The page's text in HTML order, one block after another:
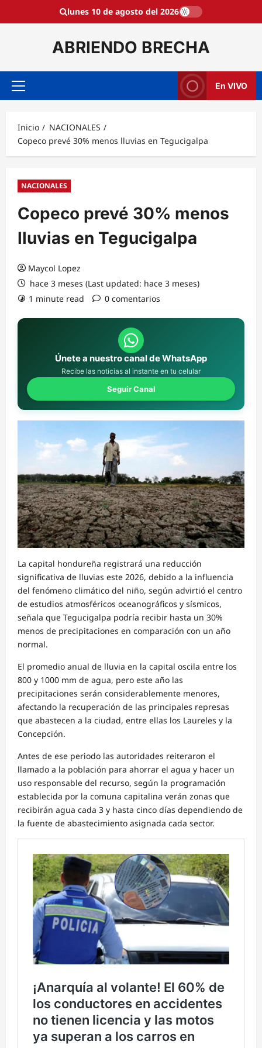
lunes 10 de agosto del 2026
ABRIENDO BRECHA
Menú
En VIVO
Inicio
NACIONALES
Copeco prevé 30% menos lluvias en Tegucigalpa
NACIONALES
Copeco prevé 30% menos
lluvias en Tegucigalpa
Maycol Lopez
hace 3 meses (Last updated: hace 3 meses)
1 minute read
0 comentarios
Únete a nuestro canal de WhatsApp
Recibe las noticias al instante en tu celular
Seguir Canal
La capital hondureña registrará una reducción
significativa de lluvias este 2026, debido a la influencia
del fenómeno climático del niño, según advirtió el centro
de estudios atmosféricos oceanográficos y sísmicos,
señala que Tegucigalpa podría recibir hasta un 30%
menos de precipitaciones en comparación con un año
normal.
El promedio anual de lluvia en la capital oscila entre los
800 y 1000 mm de agua, pero este año las
precipitaciones serán considerablemente menores,
afectando la recuperación de las principales represas
que abastecen a la ciudad, entre ellas los Laureles y la
Concepción.
Antes de ese periodo las autoridades reiteraron el
llamado a la población para ahorrar el agua y hacer un
uso responsable del recurso, según la programación
establecida por la comuna capitalina verán zonas que
recibirán agua cada 3 y hasta cinco días dependiendo de
la fuente de abastecimiento asignada cada sector.